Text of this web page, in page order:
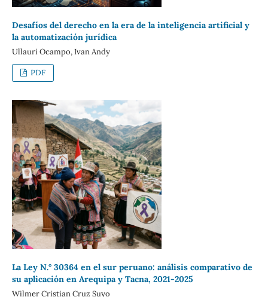
Desafíos del derecho en la era de la inteligencia artificial y
la automatización jurídica
Ullauri Ocampo, Ivan Andy
PDF
La Ley N.° 30364 en el sur peruano: análisis comparativo de
su aplicación en Arequipa y Tacna, 2021-2025
Wilmer Cristian Cruz Suyo